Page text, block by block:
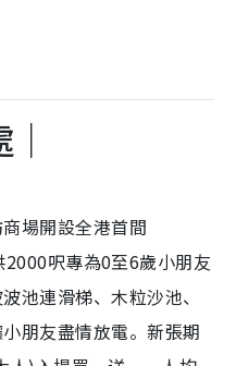
場開設全港首間
呎專為0至6歲小朋友
池連滑梯、木粒沙池、
朋友盡情放電。新張期